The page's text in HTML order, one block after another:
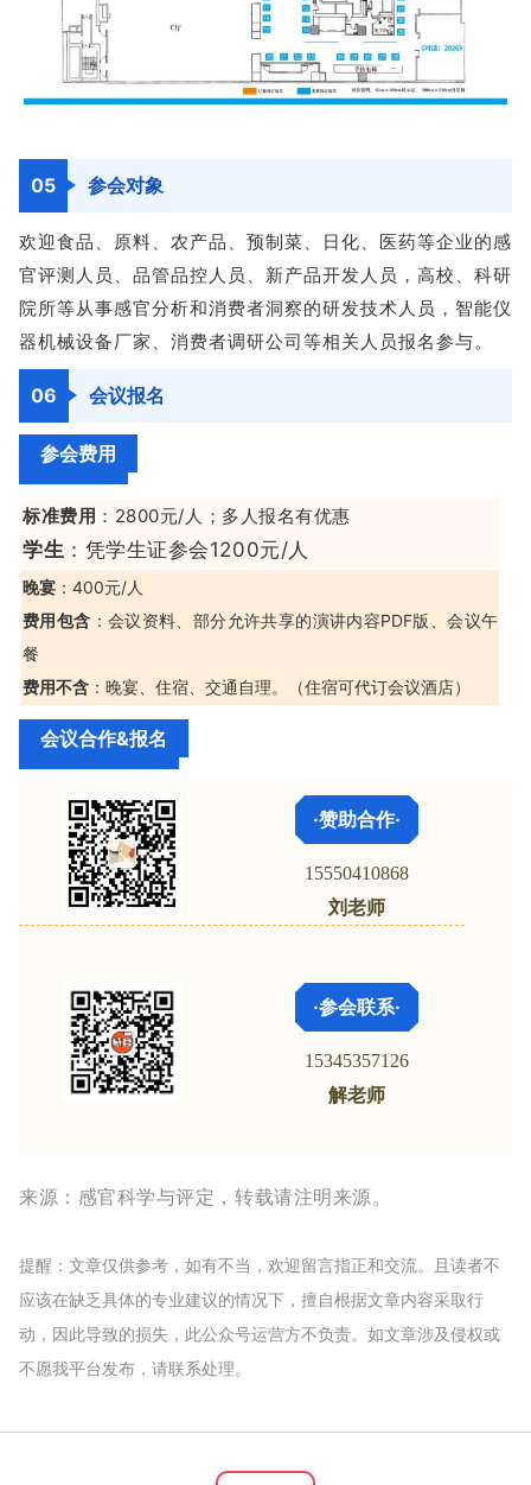
05 参会对象
欢迎食品、原料、农产品、预制菜、日化、医药等企业的感
官评测人员、品管品控人员、新产品开发人员，高校、科研
院所等从事感官分析和消费者洞察的研发技术人员，智能仪
器机械设备厂家、消费者调研公司等相关人员报名参与。
06 会议报名
参会费用
标准费用 ：2800元/人；多人报名有优惠
学生 ：凭学生证参会1200元/人
晚宴 ：400元/人
费用包含 ：会议资料、部分允许共享的演讲内容PDF版、会议午
餐
费用不含 ：晚宴、住宿、交通自理。（住宿可代订会议酒店）
会议合作&报名
·赞助合作·
15550410868
刘老师
·参会联系·
15345357126
解老师
来源：感官科学与评定，转载请注明来源。
提醒：文章仅供参考，如有不当，欢迎留言指正和交流。且读者不
应该在缺乏具体的专业建议的情况下，擅自根据文章内容采取行
动，因此导致的损失，此公众号运营方不负责。如文章涉及侵权或
不愿我平台发布，请联系处理。